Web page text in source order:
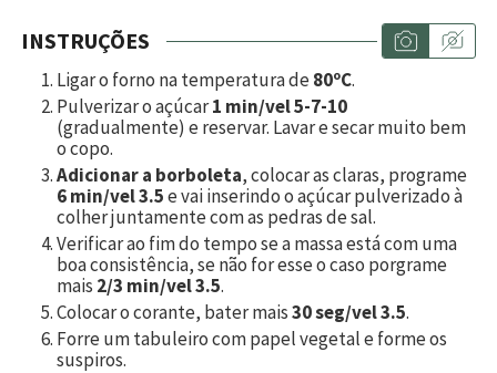
INSTRUÇÕES
Ligar o forno na temperatura de80ºC.
Pulverizar o açúcar1 min/vel 5-7-10
(gradualmente) e reservar. Lavar e secar muito bem
o copo.
Adicionar a borboleta, colocar as claras, programe
6 min/vel 3.5e vai inserindo o açúcar pulverizado à
colher juntamente com as pedras de sal.
Verificar ao fim do tempo se a massa está com uma
boa consistência, se não for esse o caso porgrame
mais 2/3 min/vel 3.5.
Colocar o corante, bater mais30 seg/vel 3.5.
Forre um tabuleiro com papel vegetal e forme os
suspiros.